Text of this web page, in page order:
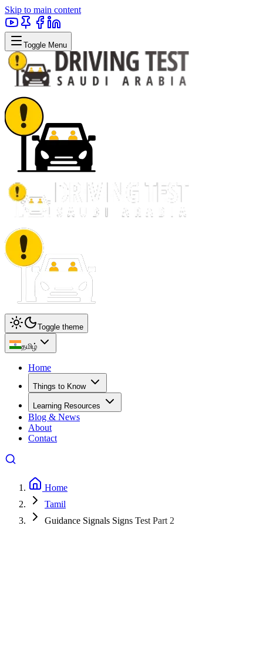
Skip to main content
Toggle Menu
Toggle theme
தமிழ்
Home
Things to Know
Learning Resources
Blog & News
About
Contact
Home
Tamil
Guidance Signals Signs Test Part 2